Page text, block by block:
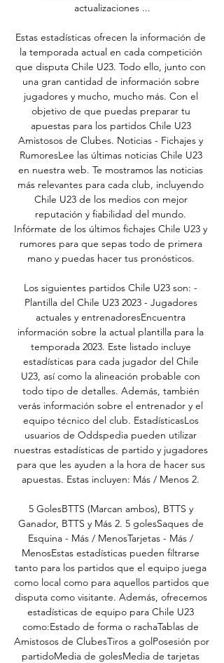
actualizaciones ...
Estas estadísticas ofrecen la información de
la temporada actual en cada competición
que disputa Chile U23. Todo ello, junto con
una gran cantidad de información sobre
jugadores y mucho, mucho más. Con el
objetivo de que puedas preparar tu
apuestas para los partidos Chile U23
Amistosos de Clubes. Noticias - Fichajes y
RumoresLee las últimas noticias Chile U23
en nuestra web. Te mostramos las noticias
más relevantes para cada club, incluyendo
Chile U23 de los medios con mejor
reputación y fiabilidad del mundo.
Infórmate de los últimos fichajes Chile U23 y
rumores para que sepas todo de primera
mano y puedas hacer tus pronósticos.
Los siguientes partidos Chile U23 son: -
Plantilla del Chile U23 2023 - Jugadores
actuales y entrenadoresEncuentra
información sobre la actual plantilla para la
temporada 2023. Este listado incluye
estadísticas para cada jugador del Chile
U23, así como la alineación probable con
todo tipo de detalles. Además, también
verás información sobre el entrenador y el
equipo técnico del club. EstadísticasLos
usuarios de Oddspedia pueden utilizar
nuestras estadísticas de partido y jugadores
para que les ayuden a la hora de hacer sus
apuestas. Estas incluyen: Más / Menos 2.
5 GolesBTTS (Marcan ambos), BTTS y
Ganador, BTTS y Más 2. 5 golesSaques de
Esquina - Más / MenosTarjetas - Más /
MenosEstas estadísticas pueden filtrarse
tanto para los partidos que el equipo juega
como local como para aquellos partidos que
disputa como visitante. Además, ofrecemos
estadísticas de equipo para Chile U23
como:Estado de forma o rachaTablas de
Amistosos de ClubesTiros a golPosesión por
partidoMedia de golesMedia de tarjetas